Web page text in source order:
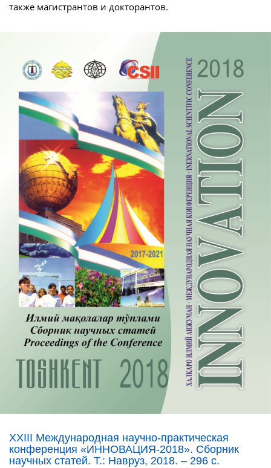
также магистрантов и докторантов.
XXIII Международная научно-практическая
конференция «ИННОВАЦИЯ-2018». Сборник
научных статей. Т.: Навруз, 2018. – 296 с.